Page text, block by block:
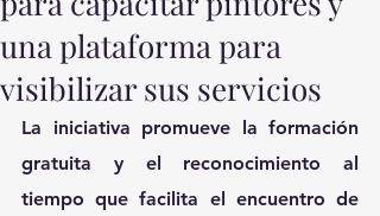
una plataforma para
visibilizar sus servicios
La iniciativa promueve la formación
gratuita y el reconocimiento al
tiempo que facilita el encuentro de